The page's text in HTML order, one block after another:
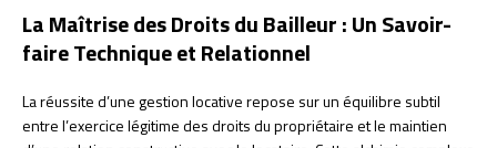
La Maîtrise des Droits du Bailleur : Un Savoir-
faire Technique et Relationnel
La réussite d’une gestion locative repose sur un équilibre subtil
entre l’exercice légitime des droits du propriétaire et le maintien